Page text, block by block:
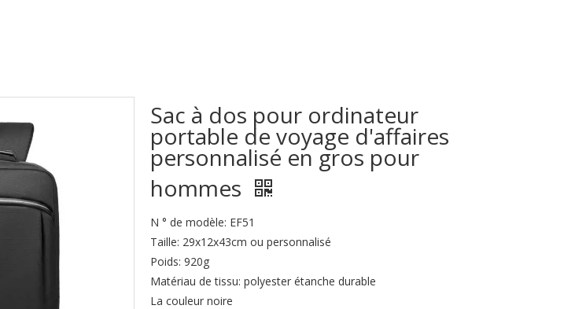
Sac à dos pour ordinateur
portable de voyage d'affaires
personnalisé en gros pour
hommes
N ° de modèle: EF51
Taille: 29x12x43cm ou personnalisé
Poids: 920g
Matériau de tissu: polyester étanche durable
La couleur noire